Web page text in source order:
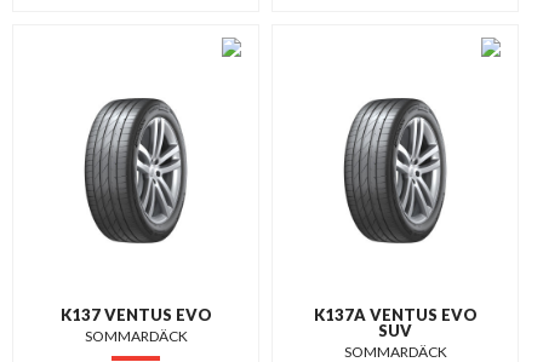
K137 VENTUS EVO
SOMMARDÄCK
K137A VENTUS EVO
SUV
SOMMARDÄCK